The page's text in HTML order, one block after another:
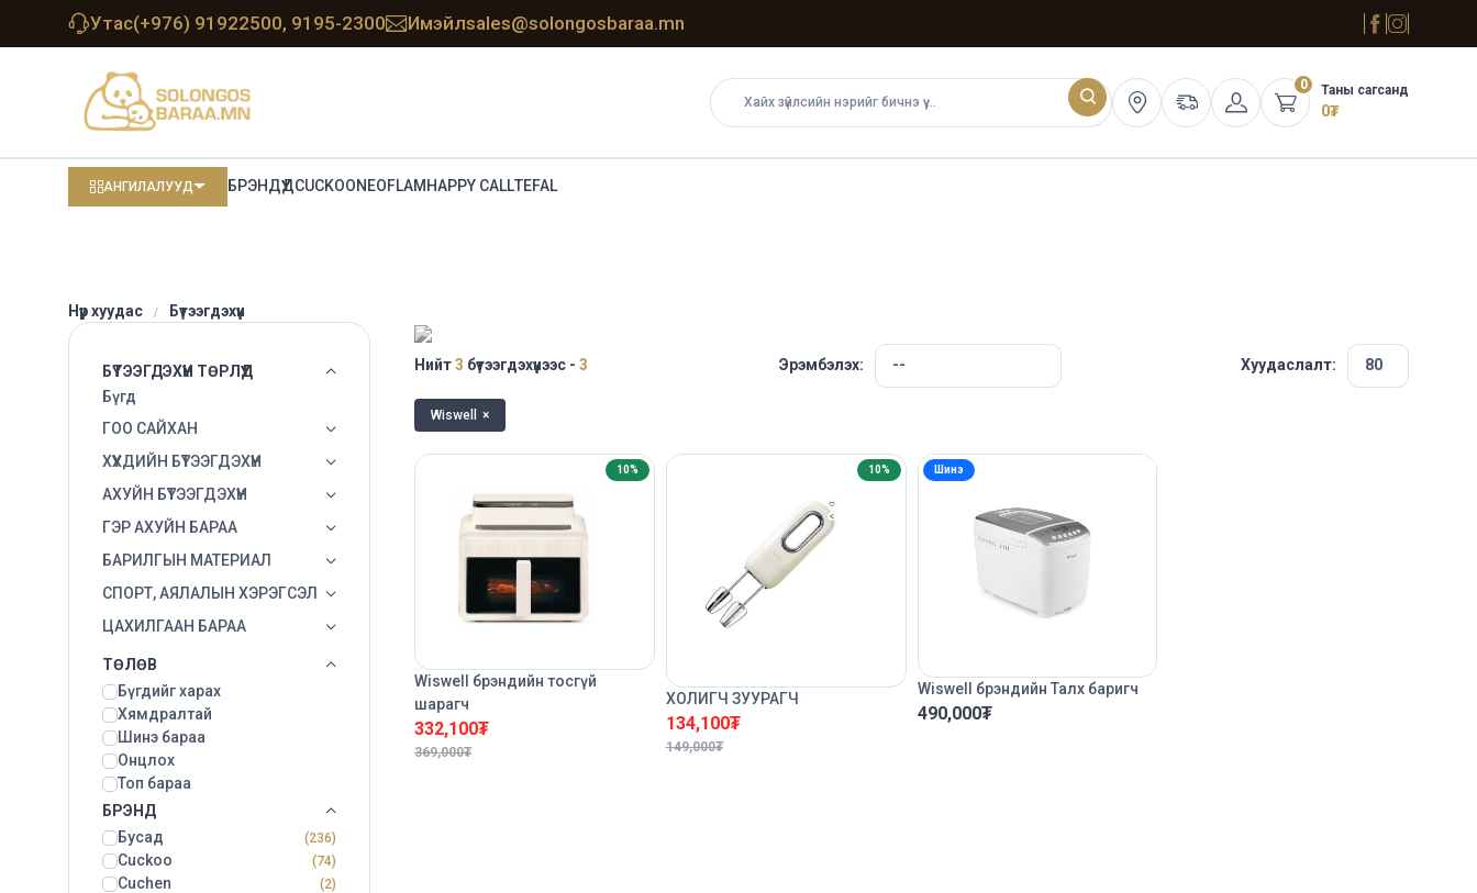
Утас(+976) 91922500, 9195-2300 Имэйлsales@solongosbaraa.mn
0 Таны сагсанд
0₮
АНГИЛАЛУУД БРЭНДҮҮДCUCKOONEOFLAM HAPPY CALLTEFAL
Нүүр хуудас Бүтээгдэхүүн
БҮТЭЭГДЭХҮҮН ТӨРЛҮҮД
Бүгд
ГОО САЙХАН
ХҮҮХДИЙН БҮТЭЭГДЭХҮҮН
АХУЙН БҮТЭЭГДЭХҮҮН
ГЭР АХУЙН БАРАА
БАРИЛГЫН МАТЕРИАЛ
СПОРТ, АЯЛАЛЫН ХЭРЭГСЭЛ
ЦАХИЛГААН БАРАА
ТӨЛӨВ
Бүгдийг харах
Хямдралтай
Шинэ бараа
Онцлох
Топ бараа
БРЭНД
Бусад
(236)
Cuckoo (74)
Cuchen (2)
Нийт3 бүтээгдэхүүнээс - 3 Эрэмбэлэх: Хуудаслалт:
Wiswell ×
10%
Wiswell брэндийн тосгүй
шарагч
332,100₮
369,000₮
10%
ХОЛИГЧ ЗУУРАГЧ
134,100₮
149,000₮
Шинэ
Wiswell брэндийн Талх баригч
490,000₮